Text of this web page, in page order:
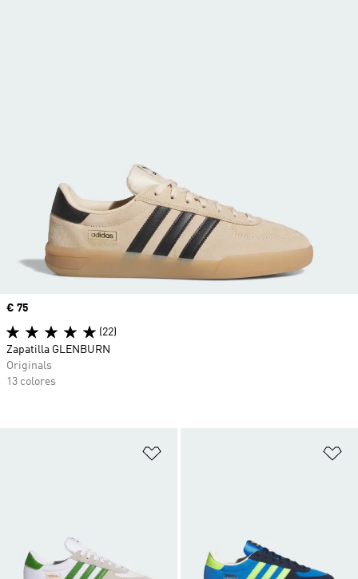
Precio
€ 75
(22)
Zapatilla GLENBURN
Originals
13 colores